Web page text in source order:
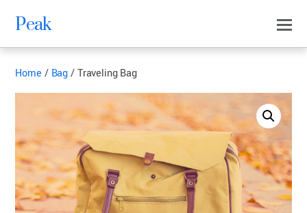
Peak
Home / Bag/ Traveling Bag